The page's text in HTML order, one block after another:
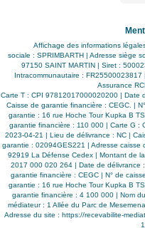
Affichage des informations
sociale : SPRIMBARTH | Adresse siège
97150 SAINT MARTIN | Siret :
Intracommunautaire :
Assurance
Carte T : CPI 97812017000020200 | Date
Caisse de garantie financière : CEGC. |
garantie : 16 rue Hoche Tour Kupka B
garantie financière : 110 000 | Carte G :
2023-04-21 | Lieu de délivrance : NC |
garantie : 02094GES221 | Adresse caisse
92919 La Défense Cedex | Montant de
2017 000 020 264 | Date de délivrance
garantie financière : CEGC | N° de
garantie : 16 rue Hoche Tour Kupka B
garantie financière : 4 100 000 | Nom
médiateur : 1 Allée du Parc de
Adresse du site : https://recevabilite-